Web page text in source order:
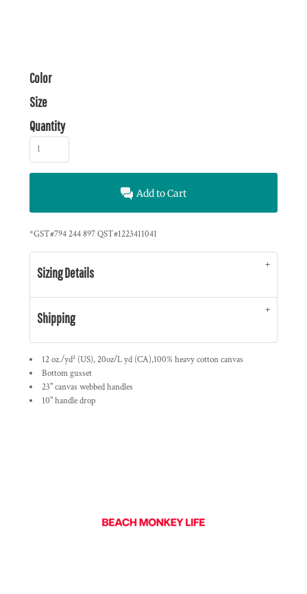
Color
Size
Quantity
Add to Cart
*GST#794 244 897 QST#1223411041
Sizing Details
Shipping
12 oz./yd² (US), 20oz/L yd (CA),100% heavy cotton canvas
Bottom gusset
23" canvas webbed handles
10" handle drop